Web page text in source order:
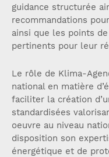
guidance structurée
recommandations
ainsi que les points
pertinents pour leur
Le rôle de Klima-
national en matière
faciliter la création
standardisées
oeuvre au niveau
disposition son
énergétique et de